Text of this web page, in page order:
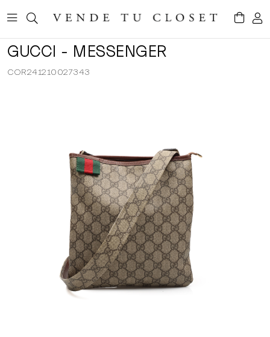
GUCCI - MESSENGER
COR241210027343